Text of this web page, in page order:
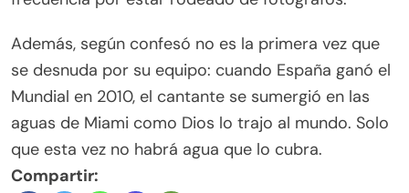
Además, según confesó no es la primera vez que
se desnuda por su equipo: cuando España ganó el
Mundial en 2010, el cantante se sumergió en las
aguas de Miami como Dios lo trajo al mundo. Solo
que esta vez no habrá agua que lo cubra.
Compartir: